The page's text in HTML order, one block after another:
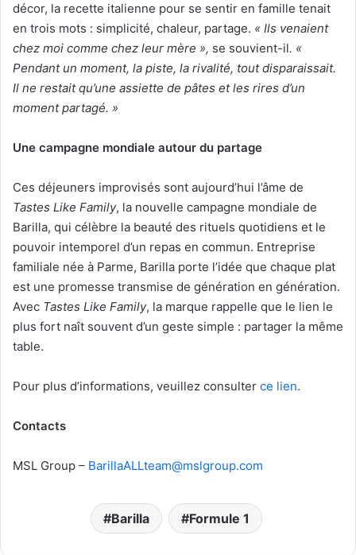
décor, la recette italienne pour se sentir en famille tenait
en trois mots : simplicité, chaleur, partage. « Ils venaient
chez moi comme chez leur mère », se souvient-il. «
Pendant un moment, la piste, la rivalité, tout disparaissait.
Il ne restait qu’une assiette de pâtes et les rires d’un
moment partagé. »
Une campagne mondiale autour du partage
Ces déjeuners improvisés sont aujourd’hui l’âme de
Tastes Like Family, la nouvelle campagne mondiale de
Barilla, qui célèbre la beauté des rituels quotidiens et le
pouvoir intemporel d’un repas en commun. Entreprise
familiale née à Parme, Barilla porte l’idée que chaque plat
est une promesse transmise de génération en génération.
Avec Tastes Like Family, la marque rappelle que le lien le
plus fort naît souvent d’un geste simple : partager la même
table.
Pour plus d’informations, veuillez consulter ce lien.
Contacts
MSL Group – BarillaALLteam@mslgroup.com
Barilla Formule 1